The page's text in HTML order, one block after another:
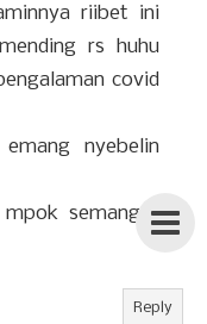
riibet ini
rs huhu
covid
nyebelin
semangat
Reply